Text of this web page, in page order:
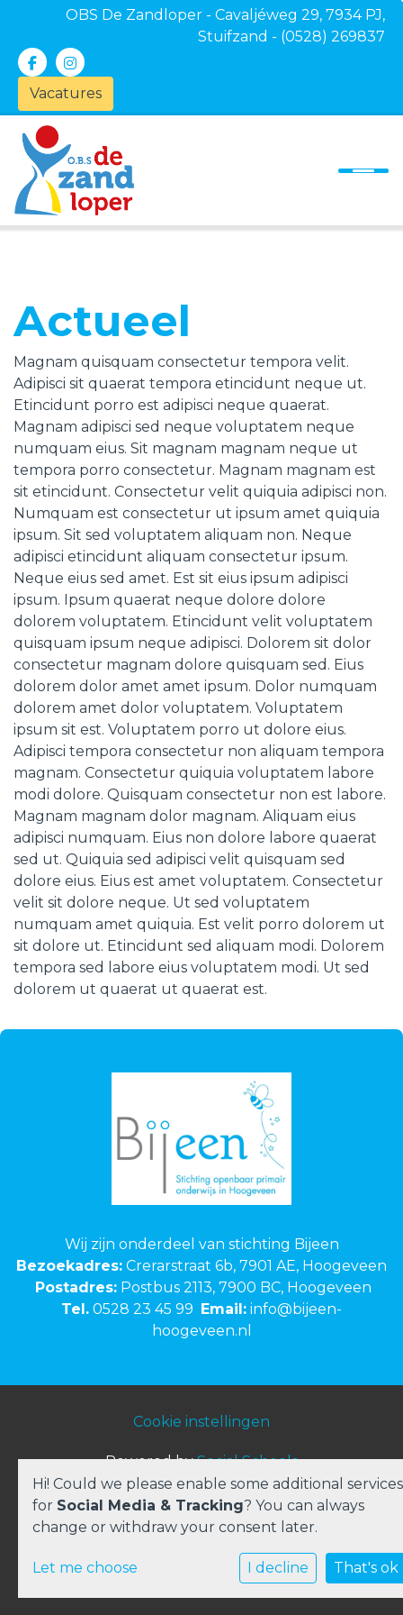
OBS De Zandloper - Cavaljéweg 29, 7934 PJ,
Stuifzand - (0528) 269837
Vacatures
Onze school
Ons onderwijs
Ouders
Contact
Actueel
Magnam quisquam consectetur tempora velit.
Adipisci sit quaerat tempora etincidunt neque ut.
Etincidunt porro est adipisci neque quaerat.
Magnam adipisci sed neque voluptatem neque
numquam eius. Sit magnam magnam neque ut
tempora porro consectetur. Magnam magnam est
sit etincidunt. Consectetur velit quiquia adipisci non.
Numquam est consectetur ut ipsum amet quiquia
ipsum. Sit sed voluptatem aliquam non. Neque
adipisci etincidunt aliquam consectetur ipsum.
Neque eius sed amet. Est sit eius ipsum adipisci
ipsum. Ipsum quaerat neque dolore dolore
dolorem voluptatem. Etincidunt velit voluptatem
quisquam ipsum neque adipisci. Dolorem sit dolor
consectetur magnam dolore quisquam sed. Eius
dolorem dolor amet amet ipsum. Dolor numquam
dolorem amet dolor voluptatem. Voluptatem
ipsum sit est. Voluptatem porro ut dolore eius.
Adipisci tempora consectetur non aliquam tempora
magnam. Consectetur quiquia voluptatem labore
modi dolore. Quisquam consectetur non est labore.
Magnam magnam dolor magnam. Aliquam eius
adipisci numquam. Eius non dolore labore quaerat
sed ut. Quiquia sed adipisci velit quisquam sed
dolore eius. Eius est amet voluptatem. Consectetur
velit sit dolore neque. Ut sed voluptatem
numquam amet quiquia. Est velit porro dolorem ut
sit dolore ut. Etincidunt sed aliquam modi. Dolorem
tempora sed labore eius voluptatem modi. Ut sed
dolorem ut quaerat ut quaerat est.
Wij zijn onderdeel van stichting Bijeen
Bezoekadres: Crerarstraat 6b, 7901 AE, Hoogeveen
Postadres: Postbus 2113, 7900 BC, Hoogeveen
Tel. 0528 23 45 99 Email: info@bijeen-
hoogeveen.nl
Cookie instellingen
Powered bySocial Schools
Hi! Could we please enable some additional services
for Social Media & Tracking? You can always
change or withdraw your consent later.
Let me choose I decline That's ok